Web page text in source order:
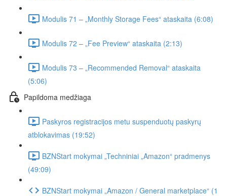
Modulis 71 – „Monthly Storage Fees“ ataskaita (6:08)
Modulis 72 – „Fee Preview“ ataskaita (2:13)
Modulis 73 – „Recommended Removal“ ataskaita
(5:06)
Papildoma medžiaga
Paskyros registracijos metu suspenduotų paskyrų
atblokavimas (19:52)
BZNStart mokymai „Techniniai „Amazon“ pradmenys
(49:09)
BZNStart mokymai „Amazon / General marketplace“ (1